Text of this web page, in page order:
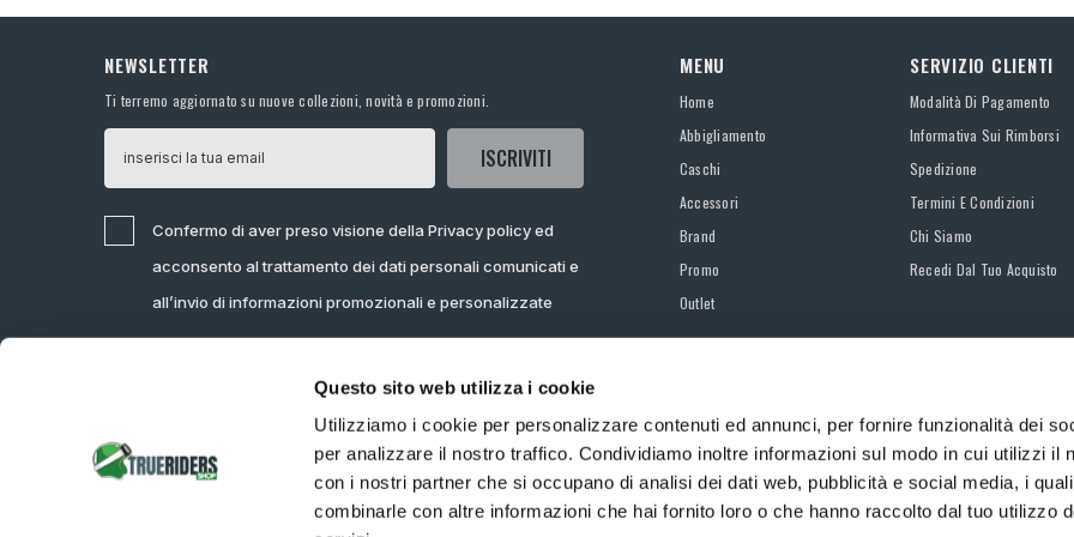
Questo sito web utilizza i cookie
Utilizziamo i cookie per personalizzare contenuti ed annunci, per fornire funzionalità dei
per analizzare il nostro traffico. Condividiamo inoltre informazioni sul modo in cui utilizzi il
con i nostri partner che si occupano di analisi dei dati web, pubblicità e social media, i
combinarle con altre informazioni che hai fornito loro o che hanno raccolto dal tuo utilizzo
NEWSLETTER
Ti terremo aggiornato su nuove collezioni, novità e promozioni.
ISCRIVITI
Confermo di aver preso visione della Privacy policy ed
acconsento al trattamento dei dati personali comunicati e
all’invio di informazioni promozionali e personalizzate
MENU
Home
Abbigliamento
Caschi
Accessori
Brand
Promo
Outlet
SERVIZIO CLIENTI
Modalità Di Pagamento
Informativa Sui Rimborsi
Spedizione
Termini E Condizioni
Chi Siamo
Recedi Dal Tuo Acquisto
©Valica S.p.A. Via Via Alessandro Torlonia - 00161 ROMA, P.IVA 13701211008